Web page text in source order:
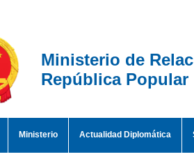
Ministerio de
República Popular
Ministerio Actualidad Diplomática